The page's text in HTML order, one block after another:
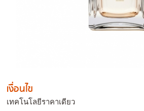
เงื่อนไข
เทคโนโลยีราคาเดียว